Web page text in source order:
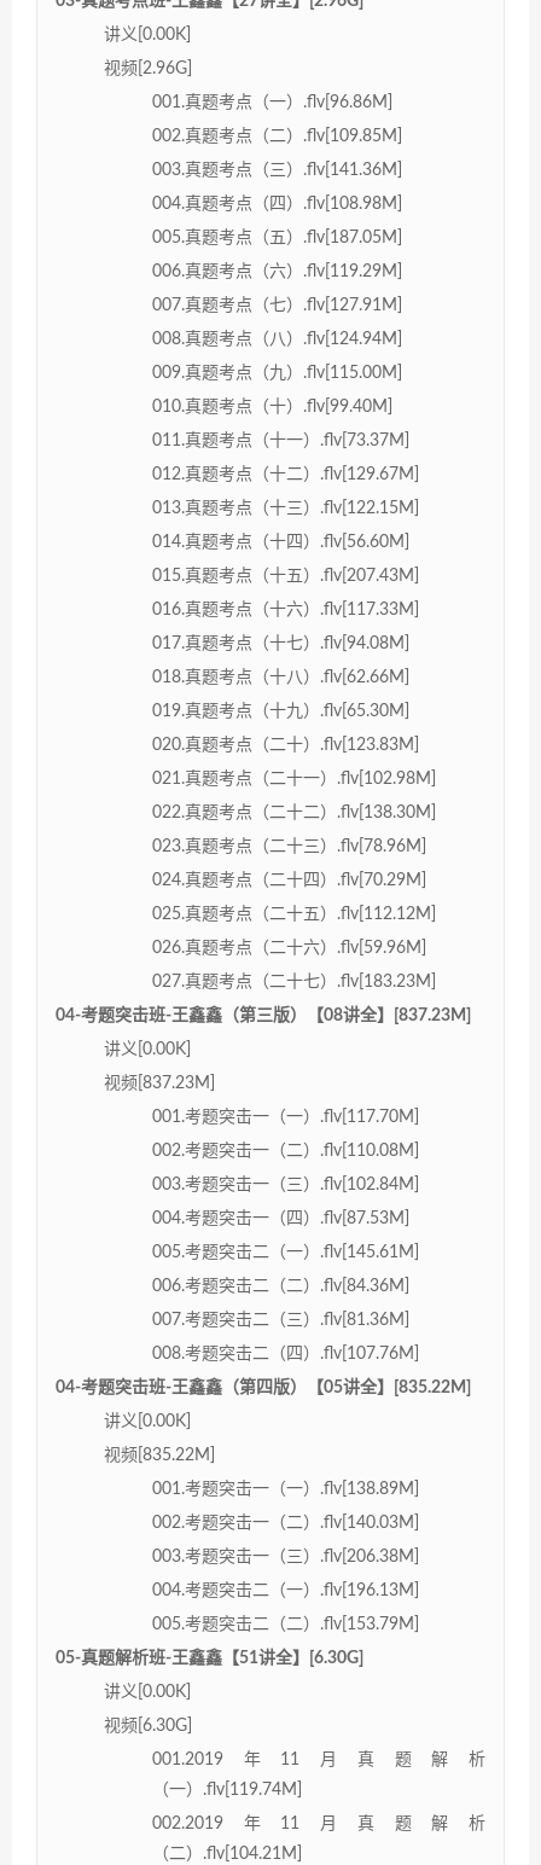
讲义[0.00K]
视频[2.96G]
001.真题考点（一）.flv[96.86M]
002.真题考点（二）.flv[109.85M]
003.真题考点（三）.flv[141.36M]
004.真题考点（四）.flv[108.98M]
005.真题考点（五）.flv[187.05M]
006.真题考点（六）.flv[119.29M]
007.真题考点（七）.flv[127.91M]
008.真题考点（八）.flv[124.94M]
009.真题考点（九）.flv[115.00M]
010.真题考点（十）.flv[99.40M]
011.真题考点（十一）.flv[73.37M]
012.真题考点（十二）.flv[129.67M]
013.真题考点（十三）.flv[122.15M]
014.真题考点（十四）.flv[56.60M]
015.真题考点（十五）.flv[207.43M]
016.真题考点（十六）.flv[117.33M]
017.真题考点（十七）.flv[94.08M]
018.真题考点（十八）.flv[62.66M]
019.真题考点（十九）.flv[65.30M]
020.真题考点（二十）.flv[123.83M]
021.真题考点（二十一）.flv[102.98M]
022.真题考点（二十二）.flv[138.30M]
023.真题考点（二十三）.flv[78.96M]
024.真题考点（二十四）.flv[70.29M]
025.真题考点（二十五）.flv[112.12M]
026.真题考点（二十六）.flv[59.96M]
027.真题考点（二十七）.flv[183.23M]
04-考题突击班-王鑫鑫（第三版）【08讲全】[837.23M]
讲义[0.00K]
视频[837.23M]
001.考题突击一（一）.flv[117.70M]
002.考题突击一（二）.flv[110.08M]
003.考题突击一（三）.flv[102.84M]
004.考题突击一（四）.flv[87.53M]
005.考题突击二（一）.flv[145.61M]
006.考题突击二（二）.flv[84.36M]
007.考题突击二（三）.flv[81.36M]
008.考题突击二（四）.flv[107.76M]
04-考题突击班-王鑫鑫（第四版）【05讲全】[835.22M]
讲义[0.00K]
视频[835.22M]
001.考题突击一（一）.flv[138.89M]
002.考题突击一（二）.flv[140.03M]
003.考题突击一（三）.flv[206.38M]
004.考题突击二（一）.flv[196.13M]
005.考题突击二（二）.flv[153.79M]
05-真题解析班-王鑫鑫【51讲全】[6.30G]
讲义[0.00K]
视频[6.30G]
001.2019年11月真题解析
（一）.flv[119.74M]
002.2019年11月真题解析
（二）.flv[104.21M]